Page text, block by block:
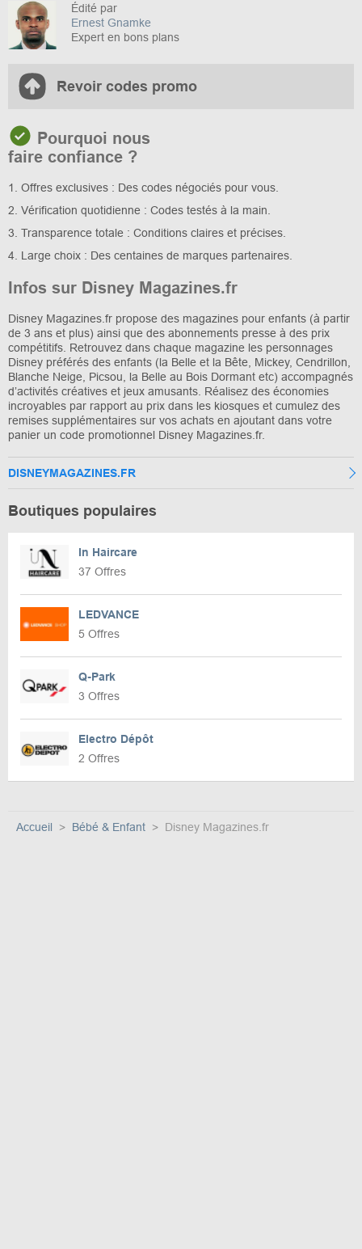
Édité par
Ernest Gnamke
Expert en bons plans
Revoir codes promo
Pourquoi nous
faire confiance ?
1. Offres exclusives : Des codes négociés pour vous.
2. Vérification quotidienne : Codes testés à la main.
3. Transparence totale : Conditions claires et précises.
4. Large choix : Des centaines de marques partenaires.
Infos sur Disney Magazines.fr
Disney Magazines.fr propose des magazines pour enfants (à partir
de 3 ans et plus) ainsi que des abonnements presse à des prix
compétitifs. Retrouvez dans chaque magazine les personnages
Disney préférés des enfants (la Belle et la Bête, Mickey, Cendrillon,
Blanche Neige, Picsou, la Belle au Bois Dormant etc) accompagnés
d’activités créatives et jeux amusants. Réalisez des économies
incroyables par rapport au prix dans les kiosques et cumulez des
remises supplémentaires sur vos achats en ajoutant dans votre
panier un code promotionnel Disney Magazines.fr.
DISNEYMAGAZINES.FR
Boutiques populaires
In Haircare
37 Offres
LEDVANCE
5 Offres
Q-Park
3 Offres
Electro Dépôt
2 Offres
Accueil Bébé & Enfant Disney Magazines.fr